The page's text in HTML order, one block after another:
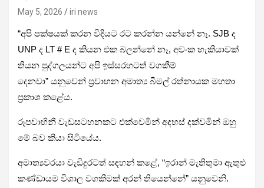
May 5, 2026 iri news
“අපි පක්ෂයක් කරන විදියට රට කරන්න යන්නේ නෑ. SJB ද
UNP ද LT # E ද කියන එක බලන්නේ නෑ, අවංක හැකියාවක්
තියන පුද්ගලයන්ට අපි ඉස්සරහටත් වගකීම්
දෙනවා” යනුවෙන් ප්‍රවාහන අමාත්‍ය බිමල් රත්නායක මහතා
ප්‍රකාශ කළේය.
රූපවාහිනී වැඩසටහනකට එක්වෙමින් අදහස් දක්වමින් ඔහු
මේ බව කියා සිටියේය.
අමාත්‍යවරයා වැඩිදුරටත් සඳහන් කළේ, “ඉරාන් මැතිතුමා ඇතුළු
කණ්ඩායම විශාල වගකීමක් අරන් තියෙන්නේ” යනුවෙනි.